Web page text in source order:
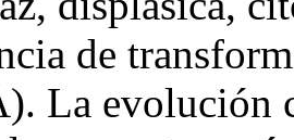
de
La evolución